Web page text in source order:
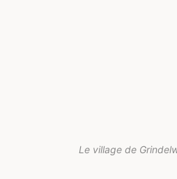
Le village de